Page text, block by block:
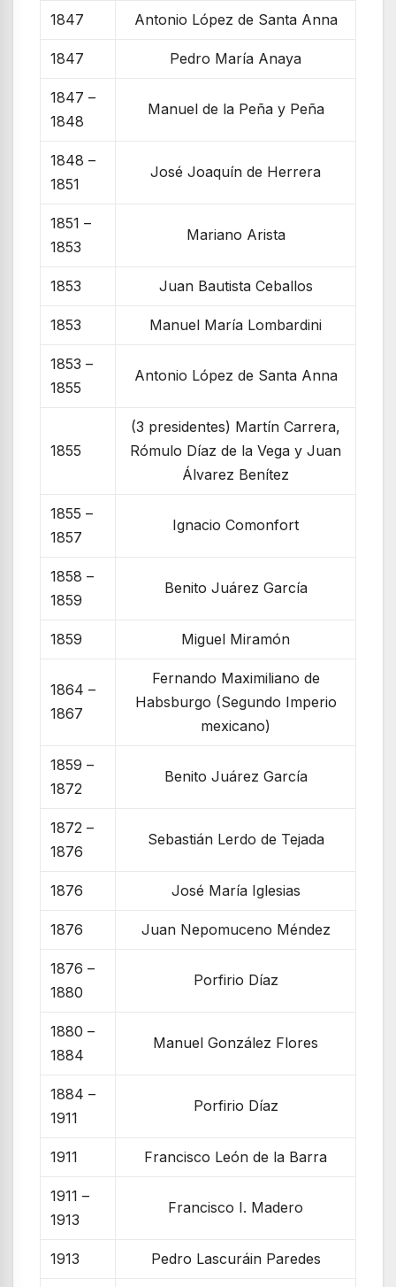
1847 Antonio López de Santa Anna
1847 Pedro María Anaya
1847 –
1848
Manuel de la Peña y Peña
1848 –
1851
José Joaquín de Herrera
1851 –
1853
Mariano Arista
1853 Juan Bautista Ceballos
1853 Manuel María Lombardini
1853 –
1855
Antonio López de Santa Anna
1855
(3 presidentes) Martín Carrera,
Rómulo Díaz de la Vega y Juan
Álvarez Benítez
1855 –
1857
Ignacio Comonfort
1858 –
1859
Benito Juárez García
1859 Miguel Miramón
1864 –
1867
Fernando Maximiliano de
Habsburgo (Segundo Imperio
mexicano)
1859 –
1872
Benito Juárez García
1872 –
1876
Sebastián Lerdo de Tejada
1876 José María Iglesias
1876 Juan Nepomuceno Méndez
1876 –
1880
Porfirio Díaz
1880 –
1884
Manuel González Flores
1884 –
1911
Porfirio Díaz
1911 Francisco León de la Barra
1911 –
1913
Francisco I. Madero
1913 Pedro Lascuráin Paredes